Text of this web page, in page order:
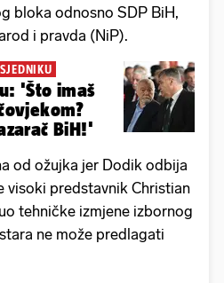
bloka odnosno SDP BiH,
i pravda (NiP).
'Što imaš
BiH!'
od ožujka jer Dodik odbija
visoki predstavnik Christian
tehničke izmjene izbornog
ne može predlagati